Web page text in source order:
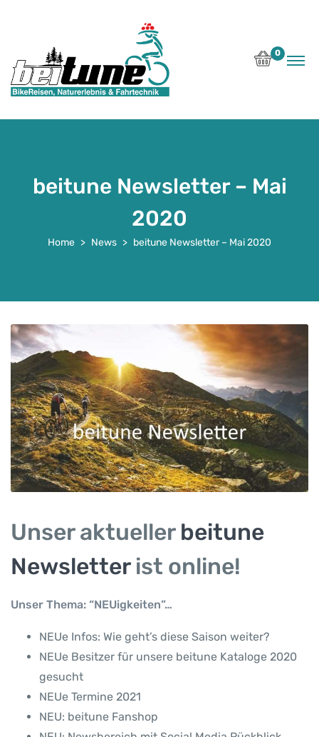
0
beitune Newsletter – Mai
2020
Home News beitune Newsletter – Mai 2020
Unser aktueller beitune
Newsletterist online!
Unser Thema: “NEUigkeiten”…
NEUe Infos: Wie geht’s diese Saison weiter?
NEUe Besitzer für unsere beitune Kataloge 2020
gesucht
NEUe Termine 2021
NEU: beitune Fanshop